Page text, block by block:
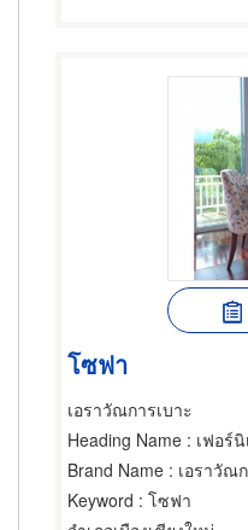
โซฟา
เอราวัณการเบาะ
Heading Name : เฟอร์
Brand Name : เอราวัณ
Keyword : โซฟา